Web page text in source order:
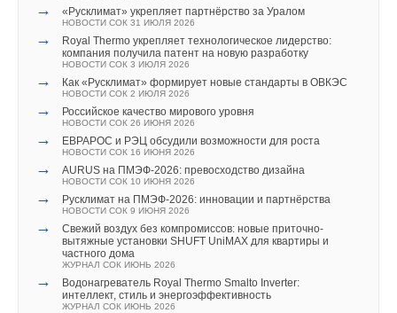
→ «Русклимат» укрепляет партнёрство за Уралом
НОВОСТИ СОК 31 ИЮЛЯ 2026
→
Royal Thermo укрепляет технологическое лидерство:
компания получила патент на новую разработку
НОВОСТИ СОК 3 ИЮЛЯ 2026
→ Как «Русклимат» формирует новые стандарты в ОВКЭС
НОВОСТИ СОК 2 ИЮЛЯ 2026
→ Российское качество мирового уровня
НОВОСТИ СОК 26 ИЮНЯ 2026
→ ЕВРАРОС и РЭЦ обсудили возможности для роста
НОВОСТИ СОК 16 ИЮНЯ 2026
→ AURUS на ПМЭФ-2026: превосходство дизайна
НОВОСТИ СОК 10 ИЮНЯ 2026
→ Русклимат на ПМЭФ-2026: инновации и партнёрства
НОВОСТИ СОК 9 ИЮНЯ 2026
→
Свежий воздух без компромиссов: новые приточно-
вытяжные установки SHUFT UniMAX для квартиры и
частного дома
ЖУРНАЛ СОК ИЮНЬ 2026
→
Водонагреватель Royal Thermo Smalto Inverter:
интеллект, стиль и энергоэффективность
ЖУРНАЛ СОК ИЮНЬ 2026
НОВОСТИ СОК 21 ИЮЛЯ 2026
для электроавтомобилей
НОВОСТИ СОК 14 ИЮЛЯ 2026
вопрос техприсоединения для несетевых компаний
НОВОСТИ СОК 8 ИЮЛЯ 2026
→
Мировой спрос на энергию бьет рекорды: солнечная
генерация выросла на 30%
НОВОСТИ СОК 2 ИЮЛЯ 2026
Водородный аккумулятор с неограниченным сроком
хранения
НОВОСТИ СОК 1 ИЮЛЯ 2026
→
Установленная мощность солнечной и ветровой
энергетики КНР превысит 2800 ГВт к 2030 году
НОВОСТИ СОК 1 ИЮЛЯ 2026
→
Экономика энергетики: стоимость электроэнергии от
СЭС с накопителями в ФРГ
НОВОСТИ СОК 1 ИЮЛЯ 2026
→
250 придорожных станций с солнечными панелями
построят в Казахстане
НОВОСТИ СОК 23 ИЮНЯ 2026
Ваш E-mail *
Текст комментария